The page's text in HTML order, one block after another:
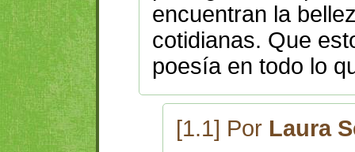
encuentran la
cotidianas. Que
poesía en todo lo
[1.1] Por Laura